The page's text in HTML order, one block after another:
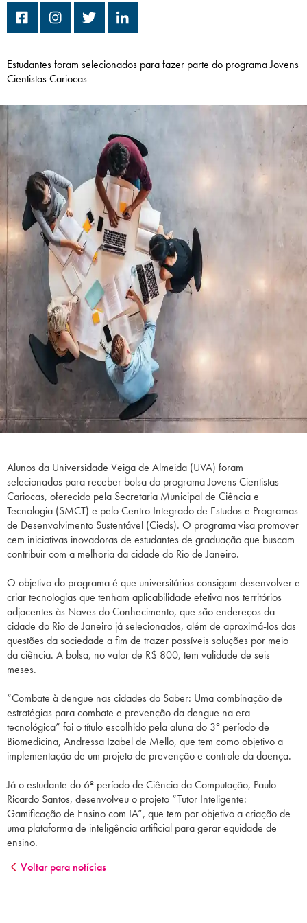
Campi/Unidades
Conclua sua Matrícula
INSCREVA-SE SOLICITE INFORMAÇÕES
ÁREA DO ALUNO LOGIN
Estudantes foram selecionados para fazer parte do programa Jovens
Cientistas Cariocas
Alunos da Universidade Veiga de Almeida (UVA) foram
selecionados para receber bolsa do programa Jovens Cientistas
Cariocas, oferecido pela Secretaria Municipal de Ciência e
Tecnologia (SMCT) e pelo Centro Integrado de Estudos e Programas
de Desenvolvimento Sustentável (Cieds). O programa visa promover
cem iniciativas inovadoras de estudantes de graduação que buscam
contribuir com a melhoria da cidade do Rio de Janeiro.
O objetivo do programa é que universitários consigam desenvolver e
criar tecnologias que tenham aplicabilidade efetiva nos territórios
adjacentes às Naves do Conhecimento, que são endereços da
cidade do Rio de Janeiro já selecionados, além de aproximá-los das
questões da sociedade a fim de trazer possíveis soluções por meio
da ciência. A bolsa, no valor de R$ 800, tem validade de seis
meses.
“Combate à dengue nas cidades do Saber: Uma combinação de
estratégias para combate e prevenção da dengue na era
tecnológica” foi o título escolhido pela aluna do 3º período de
Biomedicina, Andressa Izabel de Mello, que tem como objetivo a
implementação de um projeto de prevenção e controle da doença.
Já o estudante do 6º período de Ciência da Computação, Paulo
Ricardo Santos, desenvolveu o projeto “Tutor Inteligente:
Gamificação de Ensino com IA”, que tem por objetivo a criação de
uma plataforma de inteligência artificial para gerar equidade de
ensino.
Voltar para notícias